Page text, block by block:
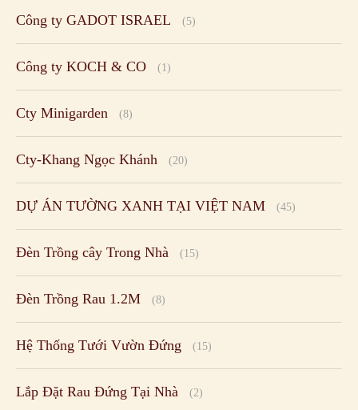
Công ty GADOT ISRAEL (5)
Công ty KOCH & CO (1)
Cty Minigarden (8)
Cty-Khang Ngọc Khánh (20)
DỰ ÁN TƯỜNG XANH TẠI VIỆT NAM (45)
Đèn Trồng cây Trong Nhà (15)
Đèn Trồng Rau 1.2M (8)
Hệ Thống Tưới Vườn Đứng (15)
Lắp Đặt Rau Đứng Tại Nhà (2)